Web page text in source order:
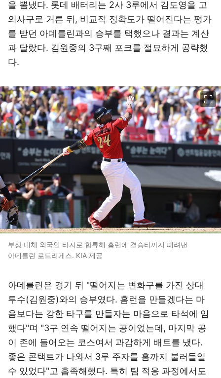
을 뽐냈다. 롯데 배터리는 2사 3루에서 김도영을 고
의사구로 거른 뒤, 비교적 정확도가 떨어진다는 평가
를 받던 아데를린과의 승부를 택했으나 결과는 계산
과 달랐다. 김원중의 3구째 포크를 절묘하게 공략했
다.
부상 대체 외국인 타자로 합류해 홈런에 결승타까지 때려낸
아데를린 로드리게스. KIA 제공
아데를린은 경기 뒤 "떨어지는 변화구를 가진 상대
투수(김원중)와의 승부였다. 홈런을 만들겠다는 마
음보다는 강한 타구를 만들자는 마음으로 타석에 임
했다"며 "3구 연속 떨어지는 공이었는데, 마지막 공
이 존에 들어오는 코스여서 과감하게 배트를 냈다.
좋은 콘택트가 나와서 3루 주자를 홈까지 불러들일
수 있었다"고 흡족해했다. 특히 팀 적응 과정에서도